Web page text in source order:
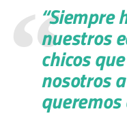
“Siempre
nuestros
chicos
nosotros
queremos